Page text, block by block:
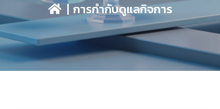
การกำกับดูแลกิจการ